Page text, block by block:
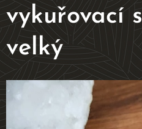
vykuřovací
velký